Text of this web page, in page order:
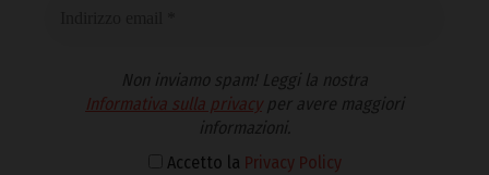
Non inviamo spam! Leggi la nostra
Informativa sulla privacyper avere maggiori
informazioni.
Accetto la Privacy Policy